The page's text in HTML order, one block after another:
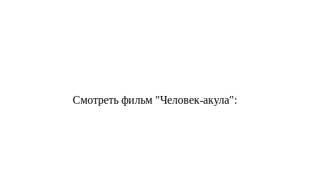
Смотреть фильм "Человек-акула":